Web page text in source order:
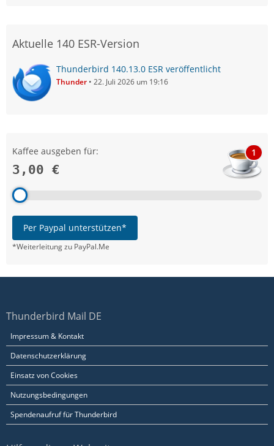
Aktuelle 140 ESR-Version
Thunderbird 140.13.0 ESR veröffentlicht
Thunder 22. Juli 2026 um 19:16
Kaffee ausgeben für:
3,00 €
1
Per Paypal unterstützen*
*Weiterleitung zu PayPal.Me
Thunderbird Mail DE
Impressum & Kontakt
Datenschutzerklärung
Einsatz von Cookies
Nutzungsbedingungen
Spendenaufruf für Thunderbird